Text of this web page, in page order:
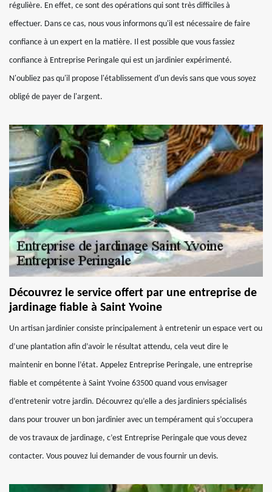
régulière. En effet, ce sont des opérations qui sont très difficiles à
effectuer. Dans ce cas, nous vous informons qu'il est nécessaire de faire
confiance à un expert en la matière. Il est possible que vous fassiez
confiance à Entreprise Peringale qui est un jardinier expérimenté.
N'oubliez pas qu'il propose l'établissement d'un devis sans que vous soyez
obligé de payer de l'argent.
Découvrez le service offert par une entreprise de
jardinage fiable à Saint Yvoine
Un artisan jardinier consiste principalement à entretenir un espace vert ou
d’une plantation afin d’avoir le résultat attendu, cela veut dire le
maintenir en bonne l’état. Appelez Entreprise Peringale, une entreprise
fiable et compétente à Saint Yvoine 63500 quand vous envisager
d’entretenir votre jardin. Découvrez qu’elle a des jardiniers spécialisés
dans pour trouver un bon jardinier avec un tempérament qui s’occupera
de vos travaux de jardinage, c’est Entreprise Peringale que vous devez
contacter. Vous pouvez lui demander de vous fournir un devis.